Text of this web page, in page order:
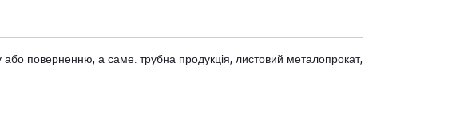
поверненню, а саме: трубна продукція, листовий металопрокат,